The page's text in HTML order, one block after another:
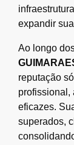
expandir
Ao longo
reputação
profissional,
eficazes.
superados,